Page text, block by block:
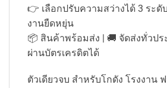
👉 เลือกปรับความสว่างได้ 3 ระดั
งานยืดหยุ่น
📦 สินค้าพร้อมส่ง | 🚚 จัดส่งทั่วปร
ผ่านบัตรเครดิตได้
ตัวเดียวจบ สำหรับโกดัง โรงงาน